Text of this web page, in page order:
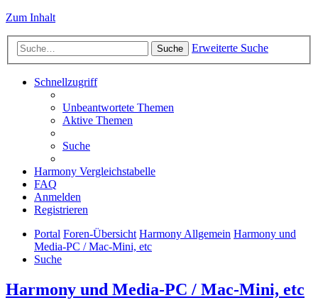
Zum Inhalt
Suche Erweiterte Suche
Schnellzugriff
Unbeantwortete Themen
Aktive Themen
Suche
Harmony Vergleichstabelle
FAQ
Anmelden
Registrieren
Portal Foren-Übersicht Harmony Allgemein Harmony und
Media-PC / Mac-Mini, etc
Suche
Harmony und Media-PC / Mac-Mini, etc